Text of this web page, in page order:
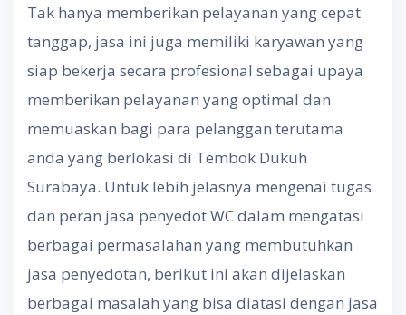
Tak hanya memberikan pelayanan yang cepat
tanggap, jasa ini juga memiliki karyawan yang
siap bekerja secara profesional sebagai upaya
memberikan pelayanan yang optimal dan
memuaskan bagi para pelanggan terutama
anda yang berlokasi di Tembok Dukuh
Surabaya. Untuk lebih jelasnya mengenai tugas
dan peran jasa penyedot WC dalam mengatasi
berbagai permasalahan yang membutuhkan
jasa penyedotan, berikut ini akan dijelaskan
berbagai masalah yang bisa diatasi dengan jasa